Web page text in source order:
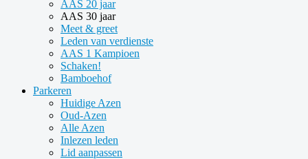
AAS 20 jaar
AAS 30 jaar
Meet & greet
Leden van verdienste
AAS 1 Kampioen
Schaken!
Bamboehof
Parkeren
Huidige Azen
Oud-Azen
Alle Azen
Inlezen leden
Lid aanpassen